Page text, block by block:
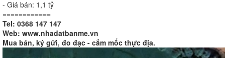
- Giá bán: 1,1 tỷ
============
Tel: 0368 147 147
Web: www.nhadatbanme.vn
Mua bán, ký gửi, đo đạc - cắm mốc thực địa.